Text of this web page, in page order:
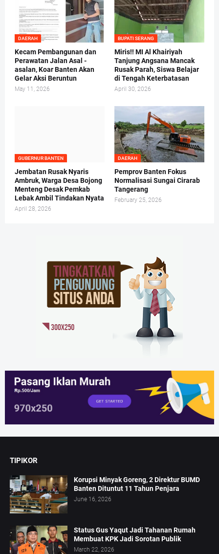
DAERAH
Kecam Pembangunan dan
Perawatan Jalan Asal -
asalan, Koar Banten Akan
Gelar Aksi Beruntun
May 11, 2026
BUPATI SERANG
Miris!! MI Al Khairiyah
Tanjung Angsana Mancak
Rusak Parah, Siswa Belajar
di Tengah Keterbatasan
April 30, 2026
GUBERNUR BANTEN
Jembatan Rusak Nyaris
Ambruk, Warga Desa Bojong
Menteng Desak Pemkab
Lebak Ambil Tindakan Nyata
April 28, 2026
DAERAH
Pemprov Banten Fokus
Normalisasi Sungai Cirarab
Tangerang
February 25, 2026
TIPIKOR
Korupsi Minyak Goreng, 2 Direktur BUMD
Banten Dituntut 11 Tahun Penjara
June 16, 2026
Status Gus Yaqut Jadi Tahanan Rumah
Membuat KPK Jadi Sorotan Publik
March 22, 2026